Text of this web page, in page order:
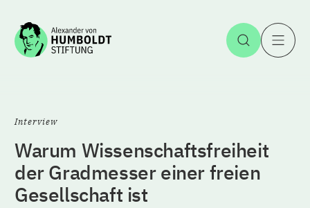
Zum Inhalt springen Suche
Interview
Warum Wissenschaftsfreiheit
der Gradmesser einer freien
Gesellschaft ist